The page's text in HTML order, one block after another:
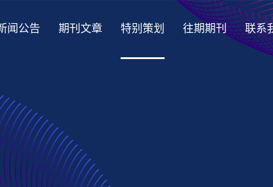
闻公告 期刊文章 特别策划 往期期刊 联系